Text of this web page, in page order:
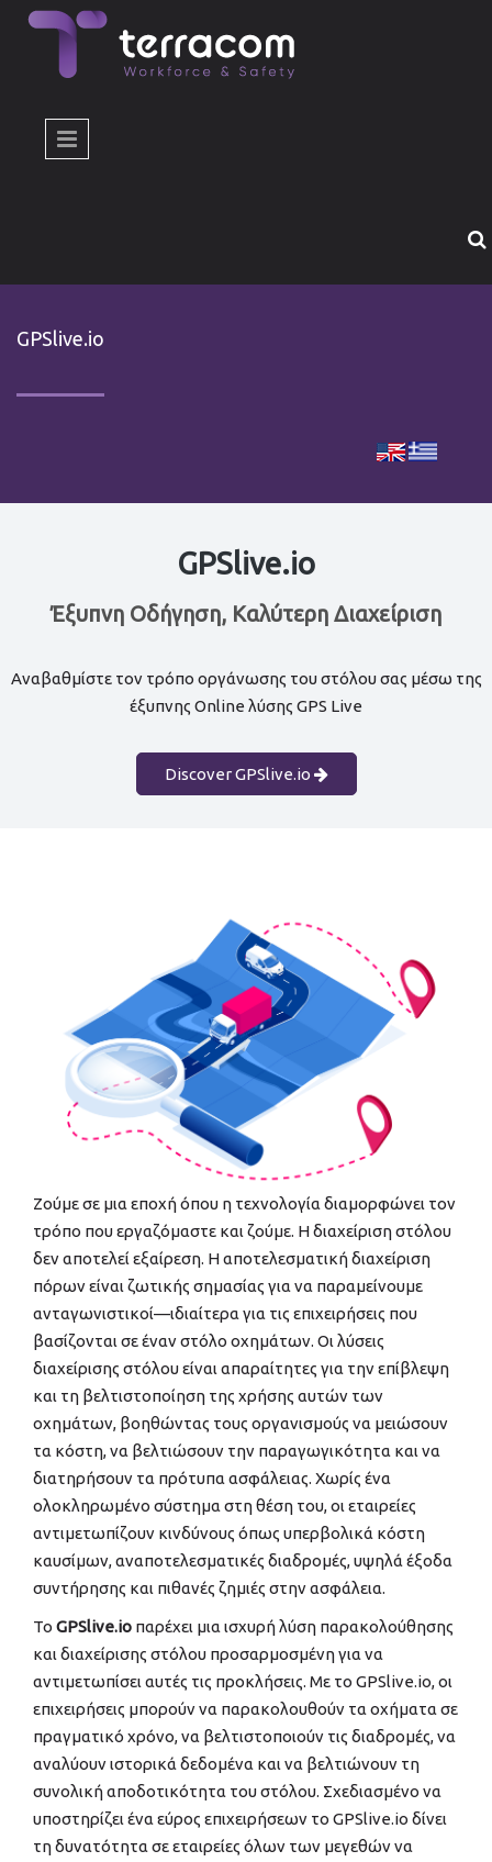
Παράκαμψη προς το κυρίως περιεχόμενο
GPSlive.io
GPSlive.io
Έξυπνη Οδήγηση, Καλύτερη Διαχείριση
Αναβαθμίστε τον τρόπο οργάνωσης του στόλου σας μέσω της
έξυπνης Online λύσης GPS Live
Discover GPSlive.io
Ζούμε σε μια εποχή όπου η τεχνολογία διαμορφώνει τον
τρόπο που εργαζόμαστε και ζούμε. Η διαχείριση στόλου
δεν αποτελεί εξαίρεση. Η αποτελεσματική διαχείριση
πόρων είναι ζωτικής σημασίας για να παραμείνουμε
ανταγωνιστικοί—ιδιαίτερα για τις επιχειρήσεις που
βασίζονται σε έναν στόλο οχημάτων. Οι λύσεις
διαχείρισης στόλου είναι απαραίτητες για την επίβλεψη
και τη βελτιστοποίηση της χρήσης αυτών των
οχημάτων, βοηθώντας τους οργανισμούς να μειώσουν
τα κόστη, να βελτιώσουν την παραγωγικότητα και να
διατηρήσουν τα πρότυπα ασφάλειας. Χωρίς ένα
ολοκληρωμένο σύστημα στη θέση του, οι εταιρείες
αντιμετωπίζουν κινδύνους όπως υπερβολικά κόστη
καυσίμων, αναποτελεσματικές διαδρομές, υψηλά έξοδα
συντήρησης και πιθανές ζημιές στην ασφάλεια.
Το GPSlive.io παρέχει μια ισχυρή λύση παρακολούθησης
και διαχείρισης στόλου προσαρμοσμένη για να
αντιμετωπίσει αυτές τις προκλήσεις. Με το GPSlive.io, οι
επιχειρήσεις μπορούν να παρακολουθούν τα οχήματα σε
πραγματικό χρόνο, να βελτιστοποιούν τις διαδρομές, να
αναλύουν ιστορικά δεδομένα και να βελτιώνουν τη
συνολική αποδοτικότητα του στόλου. Σχεδιασμένο να
υποστηρίζει ένα εύρος επιχειρήσεων το GPSlive.io δίνει
τη δυνατότητα σε εταιρείες όλων των μεγεθών να